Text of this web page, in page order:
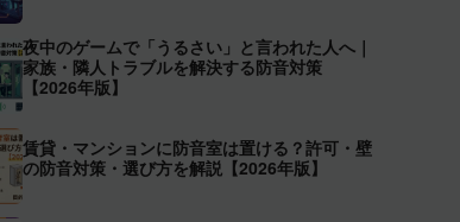
夜中のゲームで「うるさい」と言われた人へ｜
家族・隣人トラブルを解決する防音対策
【2026年版】
賃貸・マンションに防音室は置ける？許可・壁
の防音対策・選び方を解説【2026年版】